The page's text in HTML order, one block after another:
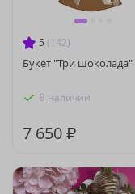
5 (142)
Букет "Три шоколада"
В наличии
7 650 ₽